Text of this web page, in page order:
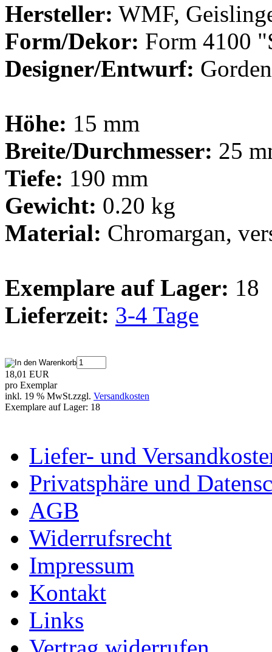
Hersteller: WMF,
Form/Dekor: Form 4100
Designer/Entwurf:
Höhe: 15 mm
Breite/Durchmesser: 25
Tiefe: 190 mm
Gewicht: 0.20 kg
Material: Chromargan,
Exemplare auf Lager: 18
Lieferzeit: 3-4 Tage
18,01 EUR
pro Exemplar
inkl. 19 % MwSt.zzgl. Versandkosten
Exemplare auf Lager: 18
Liefer- und
Privatsphäre und
AGB
Widerrufsrecht
Impressum
Kontakt
Links